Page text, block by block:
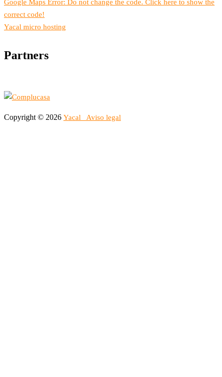
Google Maps Error: Do not change the code. Click here to show the
correct code!
Yacal micro hosting
Partners
Copyright © 2026 Yacal Aviso legal